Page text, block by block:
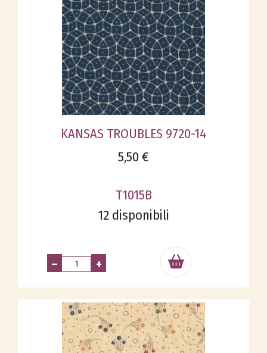
KANSAS TROUBLES 9720-14
5,50 €
T1015B
12 disponibili
– +